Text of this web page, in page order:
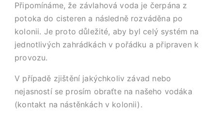
Připomínáme, že závlahová voda je čerpána z
potoka do cisteren a následně rozváděna po
kolonii. Je proto důležité, aby byl celý systém na
jednotlivých zahrádkách v pořádku a připraven k
provozu.
V případě zjištění jakýchkoliv závad nebo
nejasností se prosím obraťte na našeho vodáka
(kontakt na nástěnkách v kolonii).